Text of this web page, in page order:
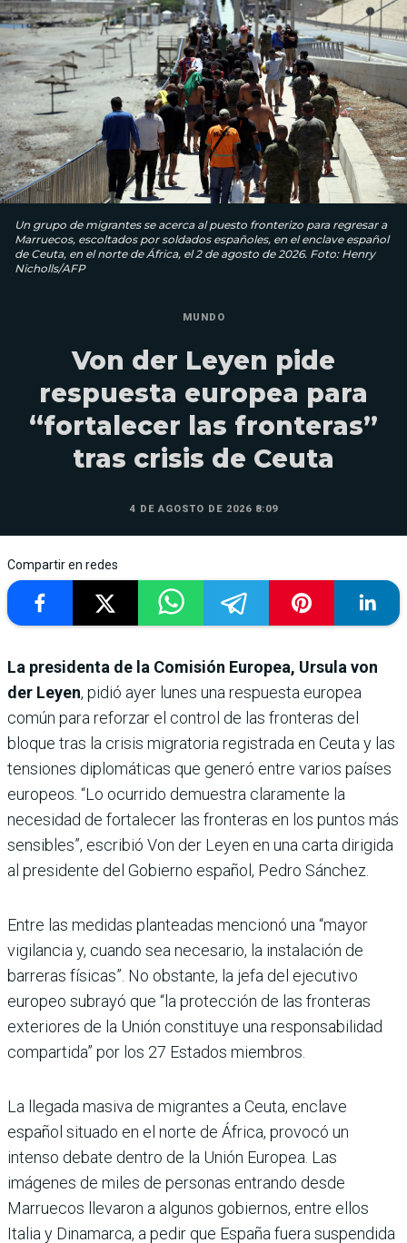
Un grupo de migrantes se acerca al puesto fronterizo para regresar a
Marruecos, escoltados por soldados españoles, en el enclave español
de Ceuta, en el norte de África, el 2 de agosto de 2026. Foto: Henry
Nicholls/AFP
MUNDO
Von der Leyen pide
respuesta europea para
“fortalecer las fronteras”
tras crisis de Ceuta
4 DE AGOSTO DE 2026 8:09
Compartir en redes
La presidenta de la Comisión Europea, Ursula von
der Leyen, pidió ayer lunes una respuesta europea
común para reforzar el control de las fronteras del
bloque tras la crisis migratoria registrada en Ceuta y las
tensiones diplomáticas que generó entre varios países
europeos. “Lo ocurrido demuestra claramente la
necesidad de fortalecer las fronteras en los puntos más
sensibles”, escribió Von der Leyen en una carta dirigida
al presidente del Gobierno español, Pedro Sánchez.
Entre las medidas planteadas mencionó una “mayor
vigilancia y, cuando sea necesario, la instalación de
barreras físicas”. No obstante, la jefa del ejecutivo
europeo subrayó que “la protección de las fronteras
exteriores de la Unión constituye una responsabilidad
compartida” por los 27 Estados miembros.
La llegada masiva de migrantes a Ceuta, enclave
español situado en el norte de África, provocó un
intenso debate dentro de la Unión Europea. Las
imágenes de miles de personas entrando desde
Marruecos llevaron a algunos gobiernos, entre ellos
Italia y Dinamarca, a pedir que España fuera suspendida